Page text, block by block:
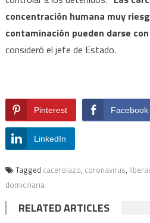
concentración humana muy
contaminación pueden darse
consideró el jefe de Estado.
Pinterest Facebook
LinkedIn
Tagged cacerolazo, coronavirus,
domiciliaria
RELATED ARTICLES